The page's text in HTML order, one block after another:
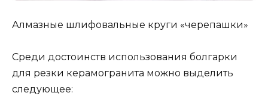
Алмазные шлифовальные круги «черепашки»
Среди достоинств использования болгарки
для резки керамогранита можно выделить
следующее: